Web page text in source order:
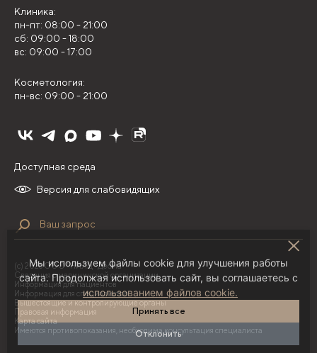
Клиника:
пн-пт: 08:00 - 21:00
сб: 09:00 - 18:00
вс: 09:00 - 17:00
Косметология:
пн-вс: 09:00 - 21:00
Версия для слабовидящих
Доступная среда
(с) 2026 ООО "НИЛЦ "Деома"
Сведения о медицинской организации
Информация для пациентов
Информация для специалистов
Вышестоящие и контролирующие органы
Правовая информация
Карта сайта
Имеются противопоказания, необходима консультация специалиста
Мы используем файлы cookie для улучшения работы
сайта. Продолжая использовать сайт, вы соглашаетесь с
использованием файлов cookie.
Принять все
Отклонить